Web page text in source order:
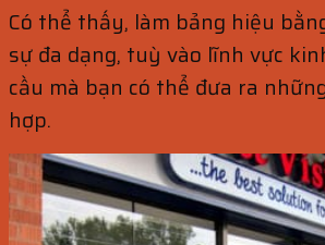
Có thể thấy, làm bảng hiệu
sự đa dạng, tuỳ vào lĩnh vực
cầu mà bạn có thể đưa ra
hợp.